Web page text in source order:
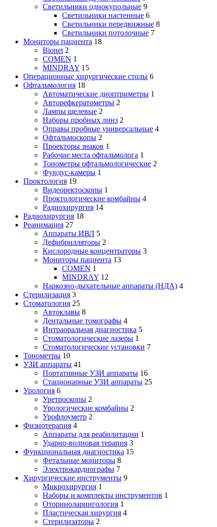
Светильники однокупольные 9
Светильники настенные 6
Светильники передвижные 8
Светильники потолочные 7
Мониторы пациента 18
Bionet 2
COMEN 1
MINDRAY 15
Операционные хирургические столы 6
Офтальмология 18
Автоматические диоптриметры 1
Авторефкератометры 2
Лампы щелевые 2
Наборы пробных линз 2
Оправы пробные универсальные 4
Офтальмоскопы 2
Проекторы знаков 1
Рабочие места офтальмолога 1
Тонометры офтальмологические 2
Фундус-камеры 1
Проктология 19
Видеоректоскопы 1
Проктологические комбайны 4
Радиохирургия 14
Радиохирургия 18
Реанимация 27
Аппараты ИВЛ 5
Дефибрилляторы 2
Кислородные концентраторы 3
Мониторы пациента 13
COMEN 1
MINDRAY 12
Наркозно-дыхательные аппараты (НДА) 4
Стерилизация 3
Стоматология 25
Автоклавы 8
Дентальные томографы 4
Интраоральная диагностика 5
Стоматологические лазеры 1
Стоматологические установки 7
Тонометры 10
УЗИ аппараты 41
Портативные УЗИ аппараты 16
Стационарные УЗИ аппараты 25
Урология 6
Уретроскопы 2
Урологические комбайны 2
Урофлоуметр 2
Физиотерапия 4
Аппараты для реабилитации 1
Ударно-волновая терапия 3
Функциональная диагностика 15
Фетальные мониторы 8
Электрокардиографы 7
Хирургические инструменты 9
Микрохирургия 1
Наборы и комплекты инструментов 1
Оториноларингология 1
Пластическая хирургия 4
Стерилизаторы 2